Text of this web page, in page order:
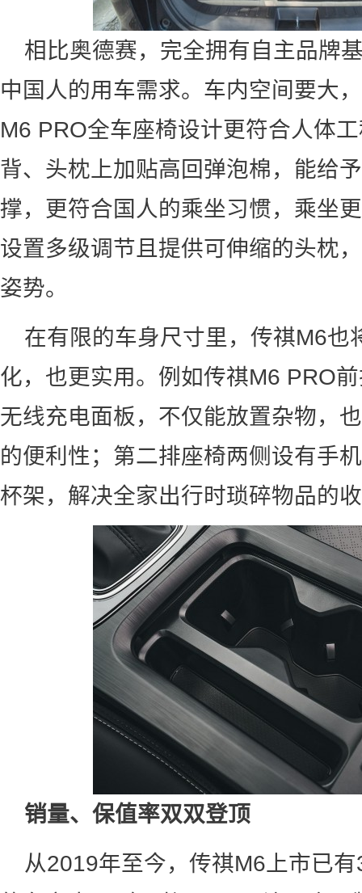
相比奥德赛，完全拥有自主品牌
中国人的用车需求。车内空间要大
M6 PRO全车座椅设计更符合人体
背、头枕上加贴高回弹泡棉，能给
撑，更符合国人的乘坐习惯，乘坐
设置多级调节且提供可伸缩的头枕
姿势。
在有限的车身尺寸里，传祺M6也
化，也更实用。例如传祺M6 PRO
无线充电面板，不仅能放置杂物，
的便利性；第二排座椅两侧设有手
杯架，解决全家出行时琐碎物品的
销量、保值率双双登顶
从2019年至今，传祺M6上市已